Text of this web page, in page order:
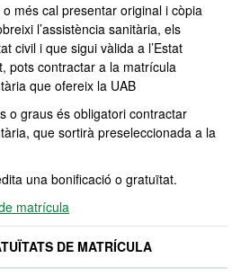
més cal presentar original i còpia
l’assistència sanitària, els
civil i que sigui vàlida a l’Estat
pots contractar a la matrícula
que ofereix la UAB
o graus és obligatori contractar
que sortirà preseleccionada a la
una bonificació o gratuïtat.
matrícula
DE MATRÍCULA